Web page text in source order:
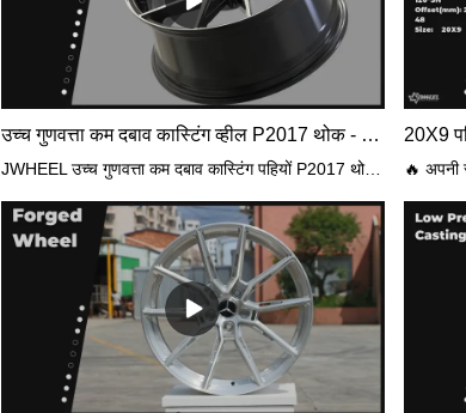
उच्च गुणवत्ता कम दबाव कास्टिंग व्हील P2017 थोक - JWHEEL
JWHEEL उच्च गुणवत्ता कम दबाव कास्टिंग पहियों P2017 थोक - ग्वांगडोंग गुआंगचुआन ऑटो पार्ट्स ट्रेडिंग कं, लिमिटेड। कंपनी गुणवत्ता, प्रबंधन और पर्यावरण संरक्षण पर ध्यान केंद्रित कर रही है, और बीत चुकी है। ISO 9001:2015, IATF 16949, जर्मनी KBA, जापान VIA एसोसिएशन प्रमाणन (प्रयोगशाला प्रमाणन), www.DeepL.com/Translator (मुफ्त संस्करण) के साथ अनुवादित।लागू मॉडल: टोयोटा, होंडा, निसान, मज़्दा, मित्सुबिशी, सुबारू, सुजुकी
20X9